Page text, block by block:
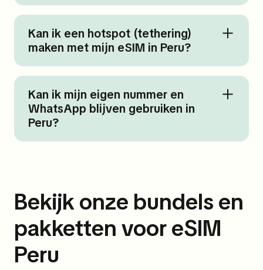
Kan ik een hotspot (tethering)
maken met mijn eSIM in Peru?
Kan ik mijn eigen nummer en
WhatsApp blijven gebruiken in
Peru?
Bekijk onze bundels en
pakketten voor eSIM
Peru